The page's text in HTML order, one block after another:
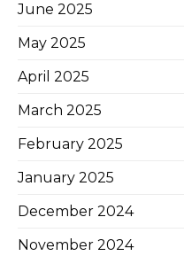
June 2025
May 2025
April 2025
March 2025
February 2025
January 2025
December 2024
November 2024